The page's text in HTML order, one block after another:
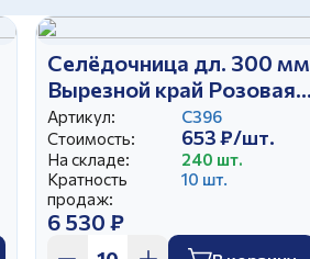
Селёдочница дл. 300 мм
Вырезной край Розовая
ветка
Артикул:
С396
Стоимость:
653 ₽/шт.
На складе:
240 шт.
Кратность
продаж:
10 шт.
6 530 ₽